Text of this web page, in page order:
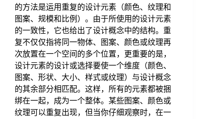
的方法是运用重复的设计元素（颜色、纹理和
图案、规模和比例）。由于所使用的设计元素
的一致性，它也给出了设计概念中的结构。重
复不仅仅指将同一物体、图案、颜色或纹理再
次放置在一个空间的多个位置，更重要的是，
设计元素的设计或选择要使一个维度（颜色、
图案、形状、大小、样式或纹理）与设计概念
的其余部分相匹配。这样，所有的元素都被捆
绑在一起，成为一个整体。某些图案、颜色或
纹理可以重复出现，但当你仔细观察时，在一